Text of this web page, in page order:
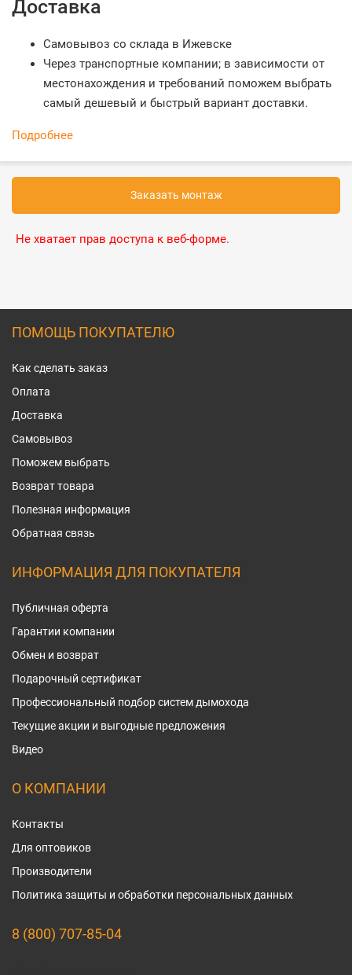
Доставка
Самовывоз со склада в Ижевске
Через транспортные компании; в зависимости от
местонахождения и требований поможем выбрать
самый дешевый и быстрый вариант доставки.
Подробнее
Заказать монтаж
Не хватает прав доступа к веб-форме.
ПОМОЩЬ ПОКУПАТЕЛЮ
Как сделать заказ
Оплата
Доставка
Самовывоз
Поможем выбрать
Возврат товара
Полезная информация
Обратная связь
ИНФОРМАЦИЯ ДЛЯ ПОКУПАТЕЛЯ
Публичная оферта
Гарантии компании
Обмен и возврат
Подарочный сертификат
Профессиональный подбор систем дымохода
Текущие акции и выгодные предложения
Видео
О КОМПАНИИ
Контакты
Для оптовиков
Производители
Политика защиты и обработки персональных данных
8 (800) 707-85-04